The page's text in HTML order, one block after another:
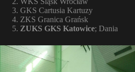
GKS Cartusia Kartuzy
ZKS Granica Grańsk
ZUKS GKS Katowice; Dania